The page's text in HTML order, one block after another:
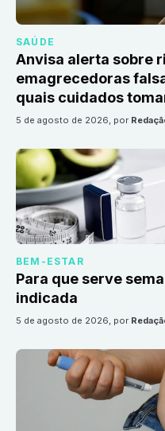
SAÚDE
Anvisa alerta sobre
emagrecedoras
quais cuidados
5 de agosto de 2026, por
BEM-ESTAR
Para que serve
indicada
5 de agosto de 2026, por